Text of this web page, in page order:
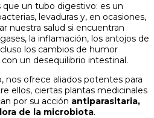
un tubo digestivo: es un
levaduras y, en ocasiones,
nuestra salud si encuentran
la inflamación, los antojos de
los cambios de humor
un desequilibrio intestinal.
nos ofrece aliados potentes para
ellos, ciertas plantas medicinales
por su acción antiparasitaria,
de la microbiota.